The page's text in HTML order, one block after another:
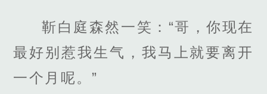
靳白庭森然一笑：“哥，你现在
最好别惹我生气，我马上就要离开
一个月呢。”